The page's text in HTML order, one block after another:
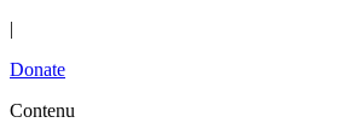
|
Donate
Contenu